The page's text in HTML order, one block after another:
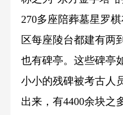
270多座陪葬墓星罗
区每座陵台都建有两
也有碑亭。这些碑亭
小小的残碑被考古人
出来，有4400余块之